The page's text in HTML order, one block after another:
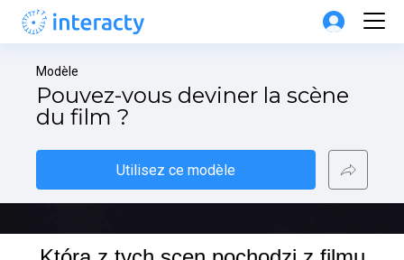
Modèle
Pouvez-vous deviner la scène
du film ?
Utilisez ce modèle